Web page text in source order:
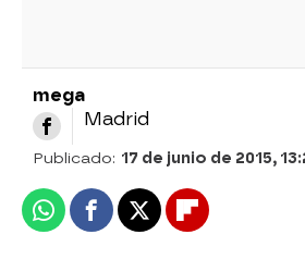
mega
Madrid
Publicado: 17 de junio de 2015,
WhatsappFacebook
X Flipboard